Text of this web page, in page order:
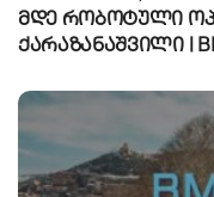
მდე რობოტული
ქარაზანაშვილი |